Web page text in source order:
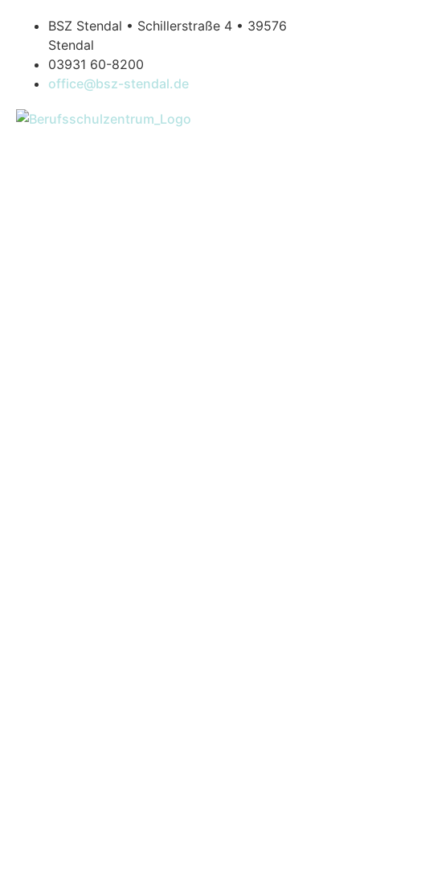
BSZ Stendal • Schillerstraße 4 • 39576
Stendal
03931 60-8200
office@bsz-stendal.de